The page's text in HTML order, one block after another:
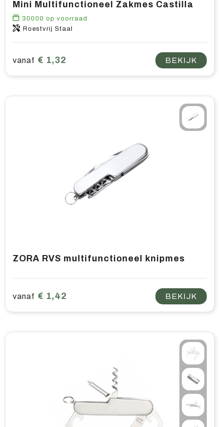
Mini Multifunctioneel Zakmes Castilla
30000 op voorraad
Roestvrij Staal
vanaf € 1,32 BEKIJK
ZORA RVS multifunctioneel knipmes
vanaf € 1,42 BEKIJK